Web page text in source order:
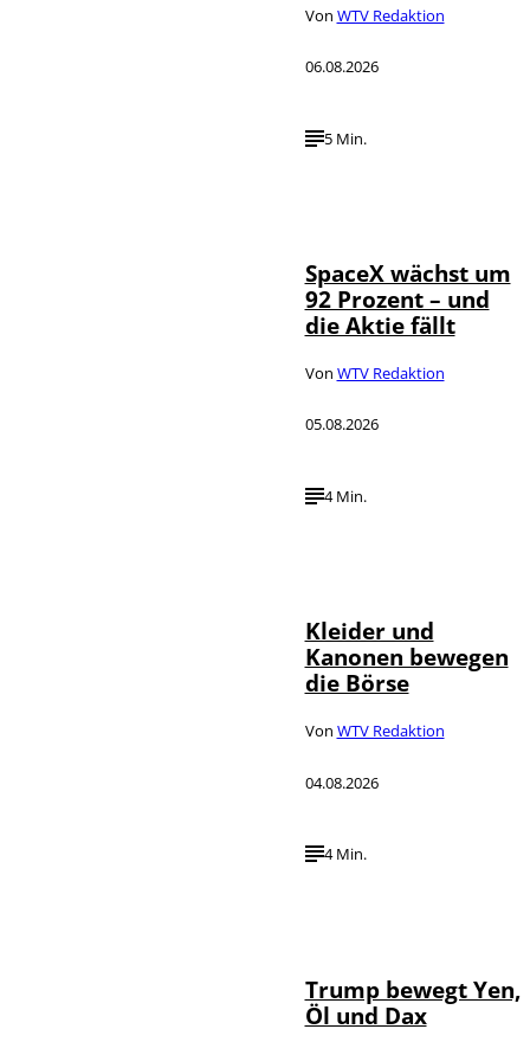
Von WTV Redaktion
06.08.2026
5 Min.
SpaceX wächst um
92 Prozent – und
die Aktie fällt
Von WTV Redaktion
05.08.2026
4 Min.
Kleider und
Kanonen bewegen
die Börse
Von WTV Redaktion
04.08.2026
4 Min.
Trump bewegt Yen,
Öl und Dax